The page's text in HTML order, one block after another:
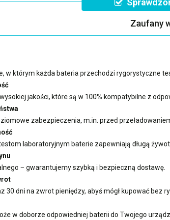
Zaufany
w którym każda bateria przechodzi rygorystyczne
jakości, które są w 100% kompatybilne z
zabezpieczenia, m.in. przed
laboratoryjnym baterie zapewniają długą
– gwarantujemy szybką i bezpieczną dostawę.
dni na zwrot pieniędzy, abyś mógł kupować bez
w doborze odpowiedniej baterii do Twojego